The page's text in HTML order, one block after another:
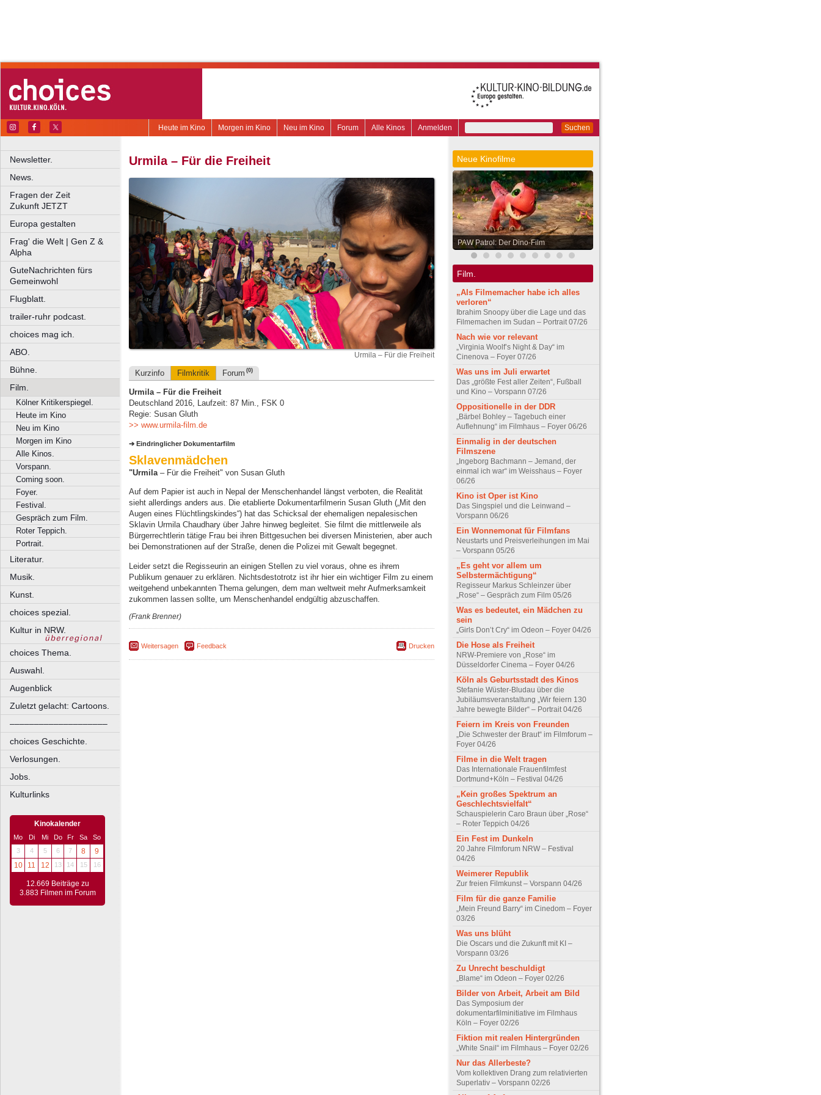
Suchen
Anmelden
Alle Kinos
Forum
Neu im Kino
Morgen im Kino
Heute im Kino
Newsletter.
News.
Fragen der Zeit
Zukunft JETZT
Europa gestalten
Frag' die Welt | Gen Z &
Alpha
GuteNachrichten fürs
Gemeinwohl
Flugblatt.
trailer-ruhr podcast.
choices mag ich.
ABO.
Bühne.
Film.
Kölner Kritikerspiegel.
Heute im Kino
Neu im Kino
Morgen im Kino
Alle Kinos.
Vorspann.
Coming soon.
Foyer.
Festival.
Gespräch zum Film.
Roter Teppich.
Portrait.
Literatur.
Musik.
Kunst.
choices spezial.
Kultur in NRW.
choices Thema.
Auswahl.
Augenblick
Zuletzt gelacht: Cartoons.
––––––––––––––––––––
choices Geschichte.
Verlosungen.
Jobs.
Kulturlinks
Kinokalender
Mo Di Mi Do Fr Sa
So
3
4 5 6 7 8
9
10
11 12 13 14 15 16
12.669 Beiträge zu
3.883 Filmen im Forum
Urmila – Für die Freiheit
Urmila – Für die Freiheit
Kurzinfo Filmkritik Forum (0)
Urmila – Für die Freiheit
Deutschland 2016, Laufzeit: 87 Min., FSK 0
Regie: Susan Gluth
>> www.urmila-film.de
Eindringlicher Dokumentarfilm
Sklavenmädchen
"Urmila – Für die Freiheit" von Susan Gluth
Auf dem Papier ist auch in Nepal der Menschenhandel längst verboten, die Realität
sieht allerdings anders aus. Die etablierte Dokumentarfilmerin Susan Gluth („Mit den
Augen eines Flüchtlingskindes“) hat das Schicksal der ehemaligen nepalesischen
Sklavin Urmila Chaudhary über Jahre hinweg begleitet. Sie filmt die mittlerweile als
Bürgerrechtlerin tätige Frau bei ihren Bittgesuchen bei diversen Ministerien, aber auch
bei Demonstrationen auf der Straße, denen die Polizei mit Gewalt begegnet.
Leider setzt die Regisseurin an einigen Stellen zu viel voraus, ohne es ihrem
Publikum genauer zu erklären. Nichtsdestotrotz ist ihr hier ein wichtiger Film zu einem
weitgehend unbekannten Thema gelungen, dem man weltweit mehr Aufmerksamkeit
zukommen lassen sollte, um Menschenhandel endgültig abzuschaffen.
(Frank Brenner)
Weitersagen Feedback Drucken
Neue Kinofilme
PAW Patrol: Der Dino-Film
Film.
„Als Filmemacher habe ich alles
verloren“
Ibrahim Snoopy über die Lage und das
Filmemachen im Sudan – Portrait 07/26
Nach wie vor relevant
„Virginia Woolf’s Night & Day“ im
Cinenova – Foyer 07/26
Was uns im Juli erwartet
Das „größte Fest aller Zeiten“, Fußball
und Kino – Vorspann 07/26
Oppositionelle in der DDR
„Bärbel Bohley – Tagebuch einer
Auflehnung“ im Filmhaus – Foyer 06/26
Einmalig in der deutschen
Filmszene
„Ingeborg Bachmann – Jemand, der
einmal ich war“ im Weisshaus – Foyer
06/26
Kino ist Oper ist Kino
Das Singspiel und die Leinwand –
Vorspann 06/26
Ein Wonnemonat für Filmfans
Neustarts und Preisverleihungen im Mai
– Vorspann 05/26
„Es geht vor allem um
Selbstermächtigung“
Regisseur Markus Schleinzer über
„Rose“ – Gespräch zum Film 05/26
Was es bedeutet, ein Mädchen zu
sein
„Girls Don’t Cry“ im Odeon – Foyer 04/26
Die Hose als Freiheit
NRW-Premiere von „Rose“ im
Düsseldorfer Cinema – Foyer 04/26
Köln als Geburtsstadt des Kinos
Stefanie Wüster-Bludau über die
Jubiläumsveranstaltung „Wir feiern 130
Jahre bewegte Bilder“ – Portrait 04/26
Feiern im Kreis von Freunden
„Die Schwester der Braut“ im Filmforum –
Foyer 04/26
Filme in die Welt tragen
Das Internationale Frauenfilmfest
Dortmund+Köln – Festival 04/26
„Kein großes Spektrum an
Geschlechtsvielfalt“
Schauspielerin Caro Braun über „Rose“
– Roter Teppich 04/26
Ein Fest im Dunkeln
20 Jahre Filmforum NRW – Festival
04/26
Weimerer Republik
Zur freien Filmkunst – Vorspann 04/26
Film für die ganze Familie
„Mein Freund Barry“ im Cinedom – Foyer
03/26
Was uns blüht
Die Oscars und die Zukunft mit KI –
Vorspann 03/26
Zu Unrecht beschuldigt
„Blame“ im Odeon – Foyer 02/26
Bilder von Arbeit, Arbeit am Bild
Das Symposium der
dokumentarfilminitiative im Filmhaus
Köln – Foyer 02/26
Fiktion mit realen Hintergründen
„White Snail“ im Filmhaus – Foyer 02/26
Nur das Allerbeste?
Vom kollektiven Drang zum relativierten
Superlativ – Vorspann 02/26